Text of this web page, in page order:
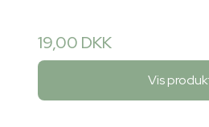
19,00 DKK
Vis